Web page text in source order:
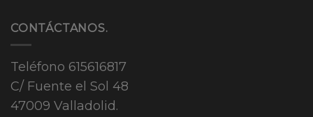
CONTÁCTANOS.
Teléfono 615616817
C/ Fuente el Sol 48
47009 Valladolid.